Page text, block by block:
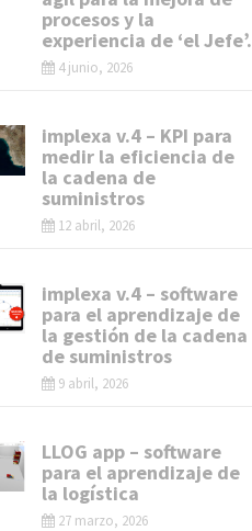
procesos y la
experiencia de ‘el Jefe’.
4 junio, 2026
implexa v.4 – KPI para
medir la eficiencia de
la cadena de
suministros
12 abril, 2026
implexa v.4 – software
para el aprendizaje de
la gestión de la cadena
de suministros
9 abril, 2026
LLOG app – software
para el aprendizaje de
la logística
27 marzo, 2026